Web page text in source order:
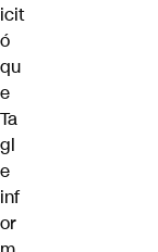
icit
ó
qu
e
Ta
gl
e
inf
or